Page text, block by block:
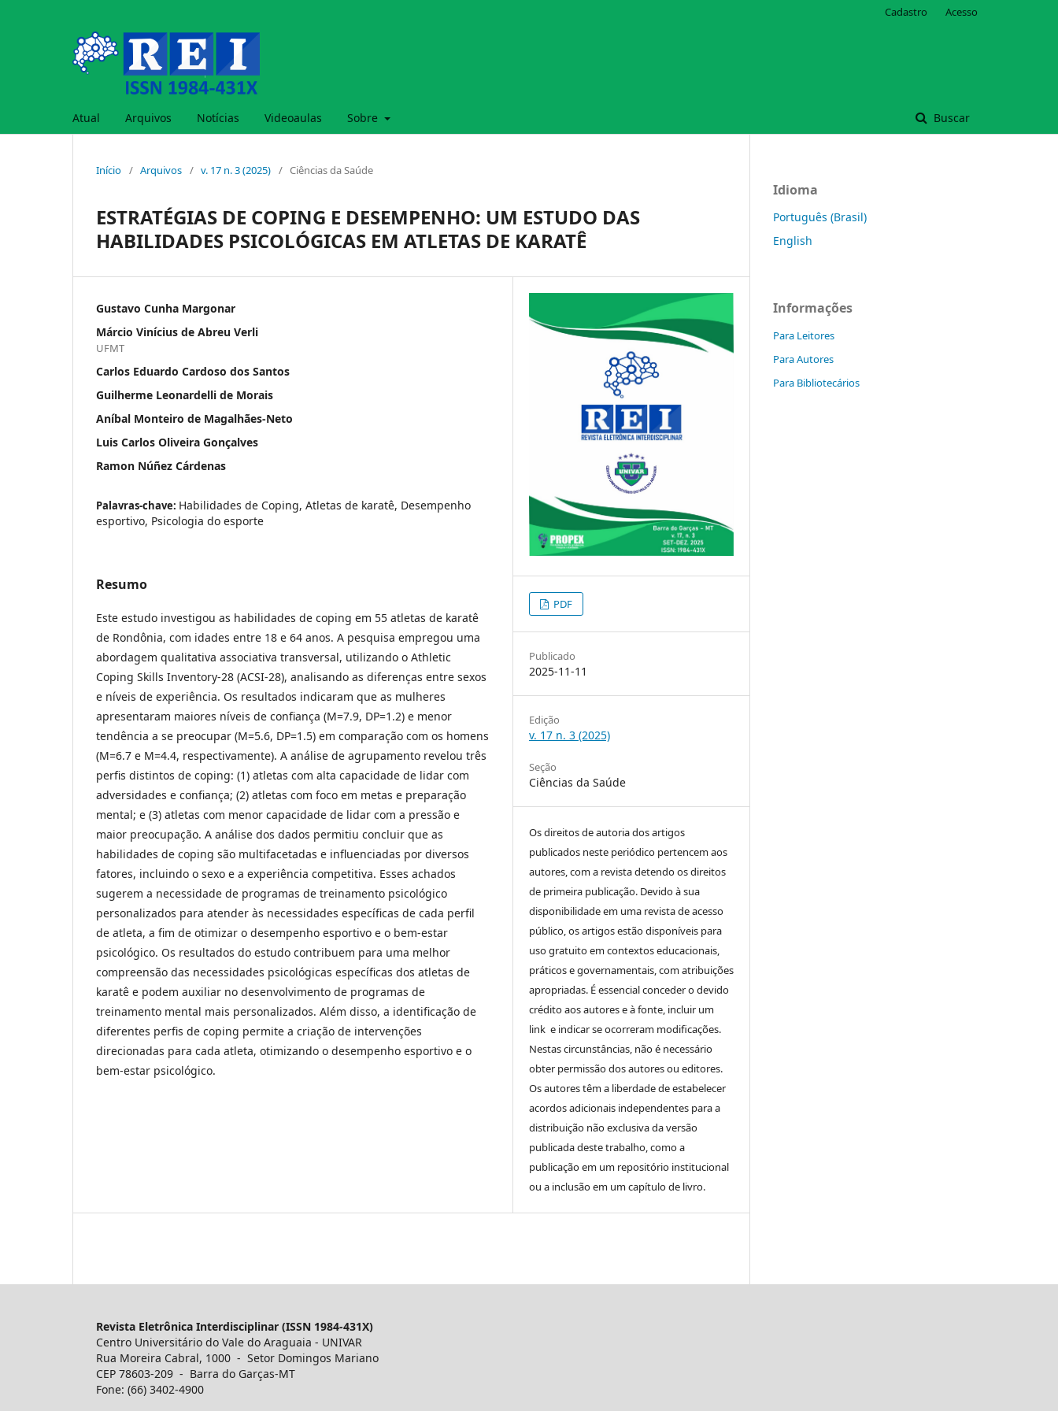
Atual Arquivos Notícias Videoaulas Sobre Buscar
Cadastro Acesso
Início / Arquivos / v. 17 n. 3 (2025) / Ciências da Saúde
ESTRATÉGIAS DE COPING E DESEMPENHO: UM ESTUDO DAS
HABILIDADES PSICOLÓGICAS EM ATLETAS DE KARATÊ
Gustavo Cunha Margonar
Márcio Vinícius de Abreu Verli
UFMT
Carlos Eduardo Cardoso dos Santos
Guilherme Leonardelli de Morais
Aníbal Monteiro de Magalhães-Neto
Luis Carlos Oliveira Gonçalves
Ramon Núñez Cárdenas
Palavras-chave: Habilidades de Coping, Atletas de karatê, Desempenho
esportivo, Psicologia do esporte
Resumo
Este estudo investigou as habilidades de coping em 55 atletas de karatê
de Rondônia, com idades entre 18 e 64 anos. A pesquisa empregou uma
abordagem qualitativa associativa transversal, utilizando o Athletic
Coping Skills Inventory-28 (ACSI-28), analisando as diferenças entre sexos
e níveis de experiência. Os resultados indicaram que as mulheres
apresentaram maiores níveis de confiança (M=7.9, DP=1.2) e menor
tendência a se preocupar (M=5.6, DP=1.5) em comparação com os homens
(M=6.7 e M=4.4, respectivamente). A análise de agrupamento revelou três
perfis distintos de coping: (1) atletas com alta capacidade de lidar com
adversidades e confiança; (2) atletas com foco em metas e preparação
mental; e (3) atletas com menor capacidade de lidar com a pressão e
maior preocupação. A análise dos dados permitiu concluir que as
habilidades de coping são multifacetadas e influenciadas por diversos
fatores, incluindo o sexo e a experiência competitiva. Esses achados
sugerem a necessidade de programas de treinamento psicológico
personalizados para atender às necessidades específicas de cada perfil
de atleta, a fim de otimizar o desempenho esportivo e o bem-estar
psicológico. Os resultados do estudo contribuem para uma melhor
compreensão das necessidades psicológicas específicas dos atletas de
karatê e podem auxiliar no desenvolvimento de programas de
treinamento mental mais personalizados. Além disso, a identificação de
diferentes perfis de coping permite a criação de intervenções
direcionadas para cada atleta, otimizando o desempenho esportivo e o
bem-estar psicológico.
PDF
Publicado
2025-11-11
Edição
v. 17 n. 3 (2025)
Seção
Ciências da Saúde
Os direitos de autoria dos artigos
publicados neste periódico pertencem aos
autores, com a revista detendo os direitos
de primeira publicação. Devido à sua
disponibilidade em uma revista de acesso
público, os artigos estão disponíveis para
uso gratuito em contextos educacionais,
práticos e governamentais, com atribuições
apropriadas. É essencial conceder o devido
crédito aos autores e à fonte, incluir um
link e indicar se ocorreram modificações.
Nestas circunstâncias, não é necessário
obter permissão dos autores ou editores.
Os autores têm a liberdade de estabelecer
acordos adicionais independentes para a
distribuição não exclusiva da versão
publicada deste trabalho, como a
publicação em um repositório institucional
ou a inclusão em um capítulo de livro.
Idioma
Português (Brasil)
English
Informações
Para Leitores
Para Autores
Para Bibliotecários
Revista Eletrônica Interdisciplinar (ISSN 1984-431X)
Centro Universitário do Vale do Araguaia - UNIVAR
Rua Moreira Cabral, 1000 - Setor Domingos Mariano
CEP 78603-209 - Barra do Garças-MT
Fone: (66) 3402-4900